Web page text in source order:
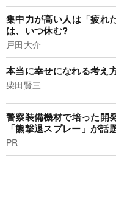
集中力が高い人は「疲れ
は、いつ休む?
戸田大介
本当に幸せになれる考え
柴田賢三
警察装備機材で培った開
「熊撃退スプレー」が話
PR